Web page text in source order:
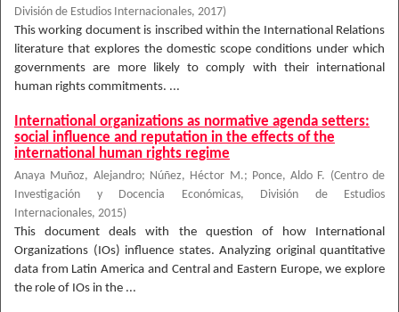
División de Estudios Internacionales, 2017)
This working document is inscribed within the International Relations
literature that explores the domestic scope conditions under which
governments are more likely to comply with their international
human rights commitments. ...
International organizations as normative agenda setters:
social influence and reputation in the effects of the
international human rights regime
Anaya Muñoz, Alejandro; Núñez, Héctor M.; Ponce, Aldo F. (Centro de
Investigación y Docencia Económicas, División de Estudios
Internacionales, 2015)
This document deals with the question of how International
Organizations (IOs) influence states. Analyzing original quantitative
data from Latin America and Central and Eastern Europe, we explore
the role of IOs in the ...